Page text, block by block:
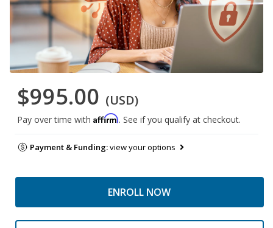
$995.00 (USD)
Pay over time with Affirm. See if you qualify at checkout.
Payment & Funding:view your options
ENROLL NOW